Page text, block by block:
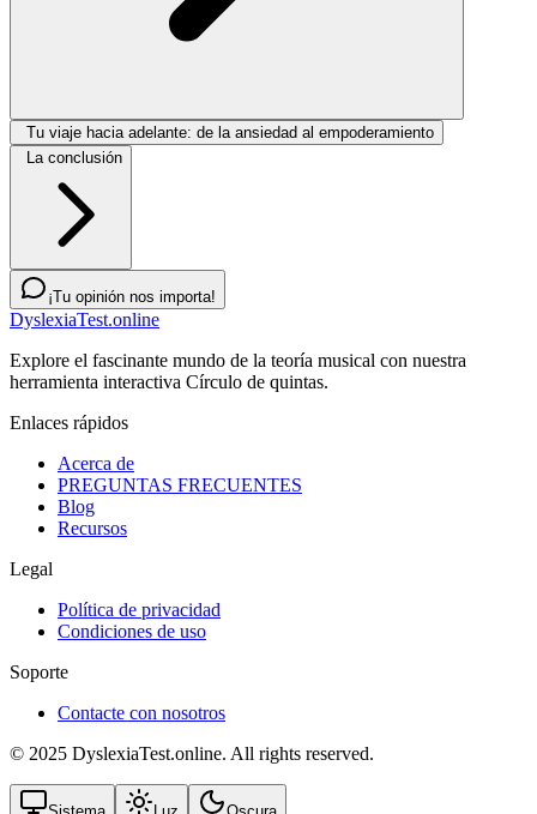
Tu viaje hacia adelante: de la ansiedad al empoderamiento
La conclusión
¡Tu opinión nos importa!
DyslexiaTest.online
Explore el fascinante mundo de la teoría musical con nuestra
herramienta interactiva Círculo de quintas.
Enlaces rápidos
Acerca de
PREGUNTAS FRECUENTES
Blog
Recursos
Legal
Política de privacidad
Condiciones de uso
Soporte
Contacte con nosotros
© 2025 DyslexiaTest.online. All rights reserved.